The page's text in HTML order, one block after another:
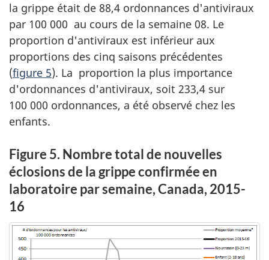
la grippe était de 88,4 ordonnances d'antiviraux
par 100 000 au cours de la semaine 08. Le
proportion d'antiviraux est inférieur aux
proportions des cinq saisons précédentes
(figure 5). La proportion la plus importance
d'ordonnances d'antiviraux, soit 233,4 sur
100 000 ordonnances, a été observé chez les
enfants.
Figure 5. Nombre total de nouvelles
éclosions de la grippe confirmée en
laboratoire par semaine, Canada, 2015-
16